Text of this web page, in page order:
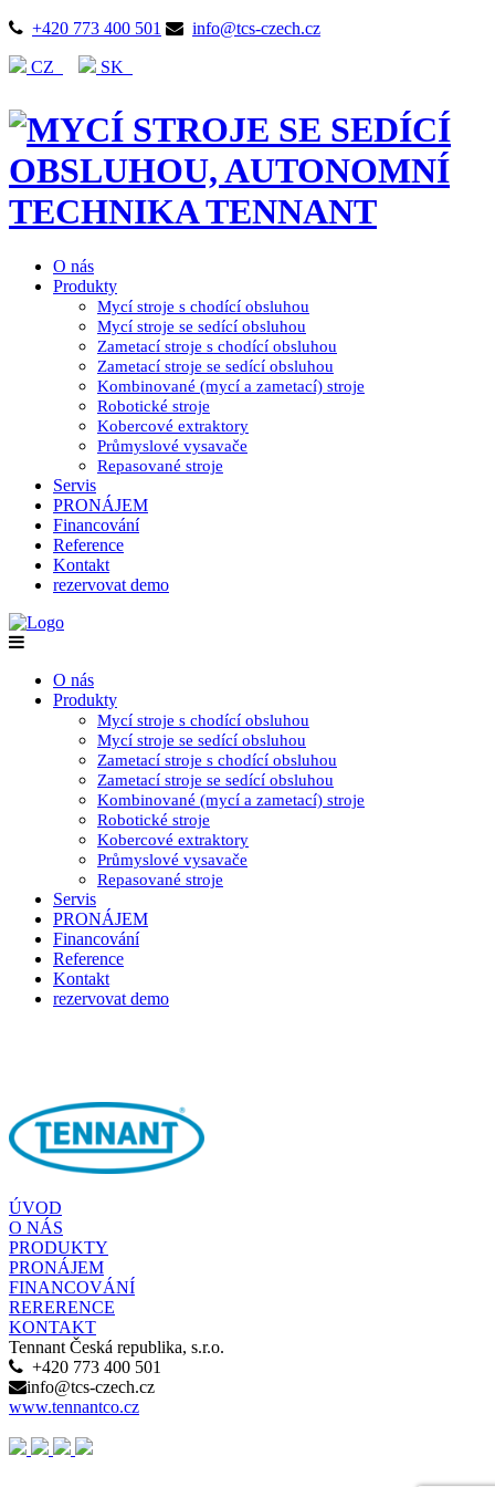
+420 773 400 501 info@tcs-czech.cz
CZ SK
O nás
Produkty
Mycí stroje s chodící obsluhou
Mycí stroje se sedící obsluhou
Zametací stroje s chodící obsluhou
Zametací stroje se sedící obsluhou
Kombinované (mycí a zametací) stroje
Robotické stroje
Kobercové extraktory
Průmyslové vysavače
Repasované stroje
Servis
PRONÁJEM
Financování
Reference
Kontakt
rezervovat demo
O nás
Produkty
Mycí stroje s chodící obsluhou
Mycí stroje se sedící obsluhou
Zametací stroje s chodící obsluhou
Zametací stroje se sedící obsluhou
Kombinované (mycí a zametací) stroje
Robotické stroje
Kobercové extraktory
Průmyslové vysavače
Repasované stroje
Servis
PRONÁJEM
Financování
Reference
Kontakt
rezervovat demo
ÚVOD
O NÁS
PRODUKTY
PRONÁJEM
FINANCOVÁNÍ
RERERENCE
KONTAKT
Tennant Česká republika, s.r.o.
+420 773 400 501
info@tcs-czech.cz
www.tennantco.cz